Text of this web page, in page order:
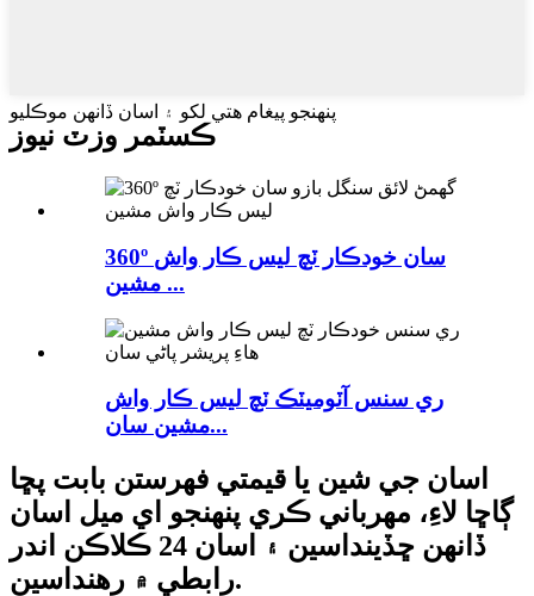
پنهنجو پيغام هتي لکو ۽ اسان ڏانهن موڪليو
ڪسٽمر وزٽ نيوز
360º سان خودڪار ٽچ لیس ڪار واش
مشين ...
ري سنس آٽوميٽڪ ٽچ لیس ڪار واش
مشين سان...
اسان جي شين يا قيمتي فهرستن بابت پڇا
ڳاڇا لاءِ، مهرباني ڪري پنهنجو اي ميل اسان
ڏانهن ڇڏينداسين ۽ اسان 24 ڪلاڪن اندر
رابطي ۾ رهنداسين.